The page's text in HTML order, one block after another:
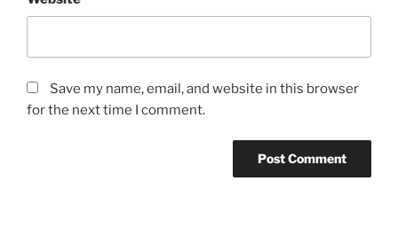
Save my name, email, and website in this browser
for the next time I comment.